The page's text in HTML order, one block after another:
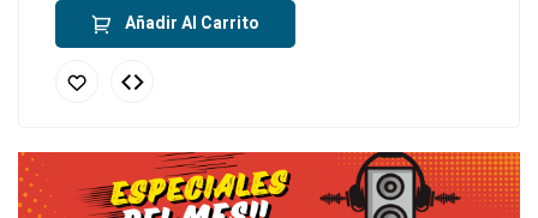
Añadir Al Carrito